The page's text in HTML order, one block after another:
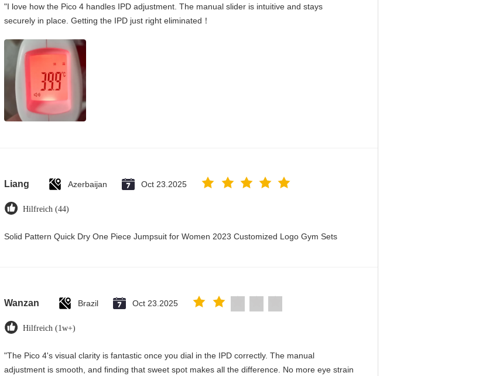
"I love how the Pico 4 handles IPD adjustment. The manual slider is intuitive and stays
securely in place. Getting the IPD just right eliminated！
Liang Azerbaijan Oct 23.2025
Hilfreich (44)
Solid Pattern Quick Dry One Piece Jumpsuit for Women 2023 Customized Logo Gym Sets
Wanzan Brazil Oct 23.2025
Hilfreich (1w+)
"The Pico 4's visual clarity is fantastic once you dial in the IPD correctly. The manual
adjustment is smooth, and finding that sweet spot makes all the difference. No more eye strain